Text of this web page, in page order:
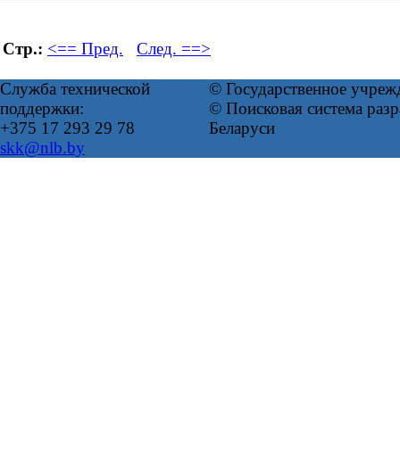
Стр.: <== Пред. След. ==>
Служба технической
поддержки:
+375 17 293 29 78
skk@nlb.by
© Государственное
© Поисковая система
Беларуси